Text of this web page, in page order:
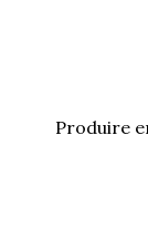
Produire